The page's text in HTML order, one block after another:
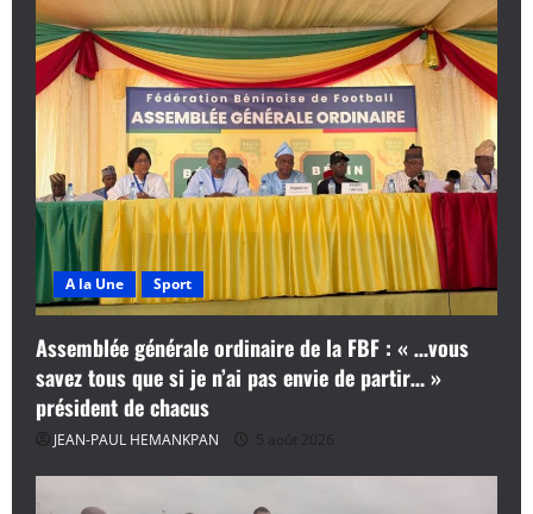
A la Une Sport
Assemblée générale ordinaire de la FBF : « …vous
savez tous que si je n’ai pas envie de partir… »
président de chacus
JEAN-PAUL HEMANKPAN 5 août 2026